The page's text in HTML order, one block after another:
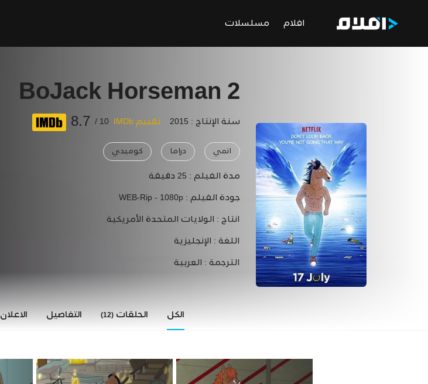
افلام مسلسلات
BoJack Horseman 2
سنة الإنتاج : 2015 تقييم IMDb 10 /
8.7
انمي دراما كوميدي
مدة الفيلم : 25 دقيقة
جودة الفيلم : WEB-Rip - 1080p
انتاج : الولايات المتحدة الأمريكية
اللغة : الإنجليزية
الترجمة : العربية
الكل الحلقات (12) التفاصيل الاعلان